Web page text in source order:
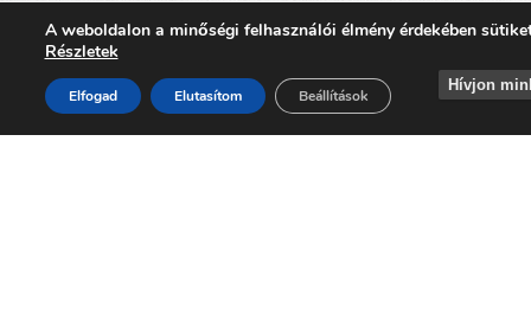
LomtalanításFűzvölgyön–
ideális választás minden
helyzetben
A weboldalon a minőségi felhasználói élmény érdekében
Részletek
Elfogad Elutasítom Beállítások
Hívjon